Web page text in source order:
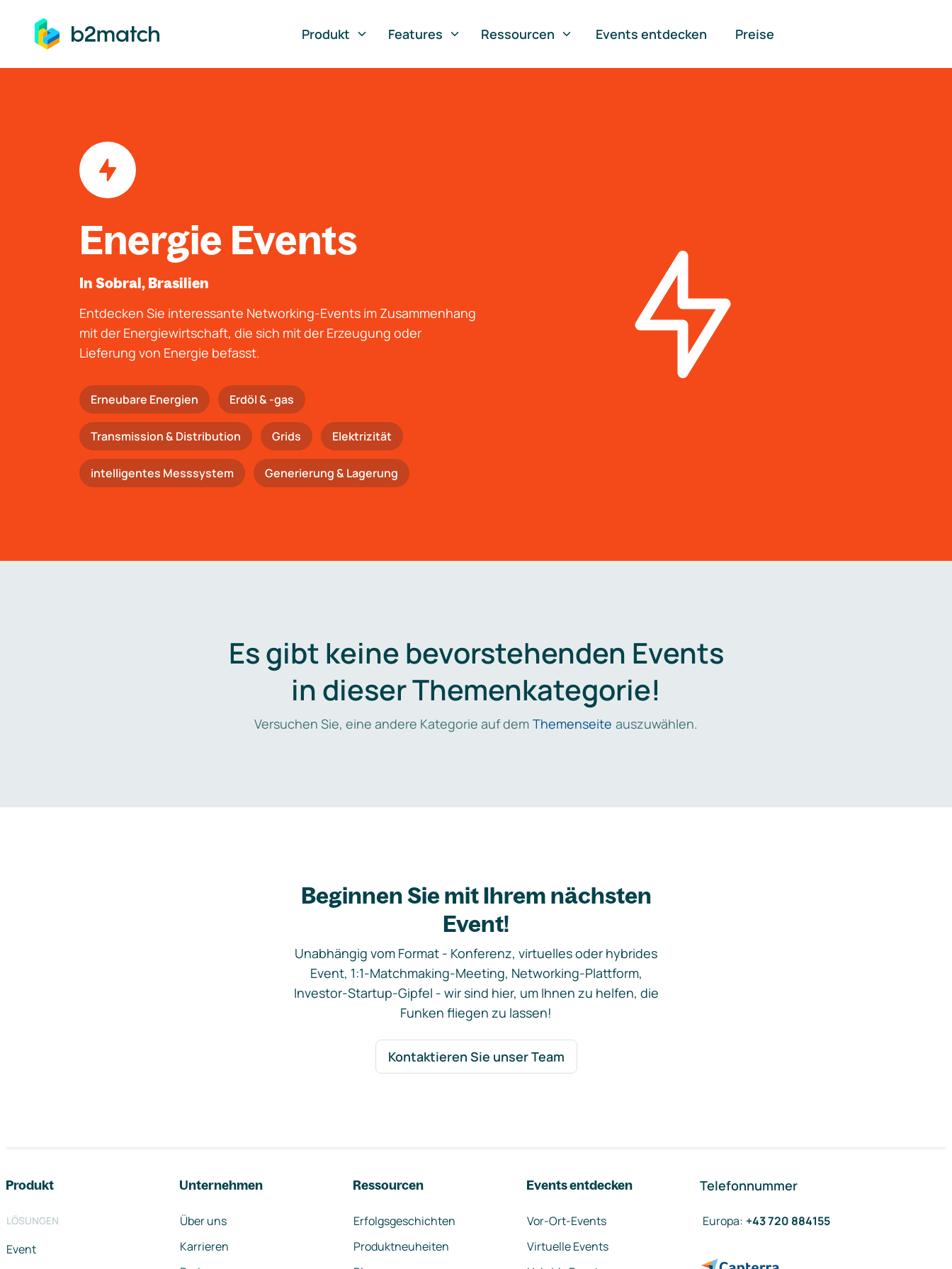
springen
Produkt
Features Ressourcen Events entdecken Preise
Energie Events
In Sobral, Brasilien
Entdecken Sie interessante Networking-Events im Zusammenhang
mit der Energiewirtschaft, die sich mit der Erzeugung oder
Lieferung von Energie befasst.
Erneubare Energien Erdöl & -gas
Trans­mis­si­on & Distribution Grids Elektrizität
intelligentes Messsystem Generierung & Lagerung
Es gibt keine bevorstehenden Events
in dieser Themenkategorie!
Versuchen Sie, eine andere Kategorie auf dem Themenseite auszuwählen.
Beginnen Sie mit Ihrem nächsten
Event!
Unabhängig vom Format - Konferenz, virtuelles oder hybrides
Event, 1:1-Matchmaking-Meeting, Networking-Plattform,
Investor-Startup-Gipfel - wir sind hier, um Ihnen zu helfen, die
Funken fliegen zu lassen!
Kontaktieren Sie unser Team
Produkt
LÖSUNGEN
Event
Unternehmen
Über uns
Karrieren
Ressourcen
Erfolgsgeschichten
Produktneuheiten
Events entdecken
Vor-Ort-Events
Virtuelle Events
Telefonnummer
Europa: +43 720 884155